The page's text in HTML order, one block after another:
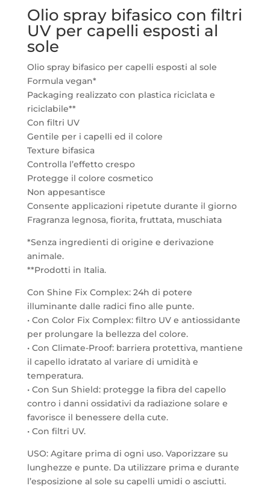
Olio spray bifasico con filtri
UV per capelli esposti al
sole
Olio spray bifasico per capelli esposti al sole
Formula vegan*
Packaging realizzato con plastica riciclata e
riciclabile**
Con filtri UV
Gentile per i capelli ed il colore
Texture bifasica
Controlla l’effetto crespo
Protegge il colore cosmetico
Non appesantisce
Consente applicazioni ripetute durante il giorno
Fragranza legnosa, fiorita, fruttata, muschiata
*Senza ingredienti di origine e derivazione
animale.
**Prodotti in Italia.
Con Shine Fix Complex: 24h di potere
illuminante dalle radici fino alle punte.
• Con Color Fix Complex: filtro UV e antiossidante
per prolungare la bellezza del colore.
• Con Climate-Proof: barriera protettiva, mantiene
il capello idratato al variare di umidità e
temperatura.
• Con Sun Shield: protegge la fibra del capello
contro i danni ossidativi da radiazione solare e
favorisce il benessere della cute.
• Con filtri UV.
USO: Agitare prima di ogni uso. Vaporizzare su
lunghezze e punte. Da utilizzare prima e durante
l’esposizione al sole su capelli umidi o asciutti.